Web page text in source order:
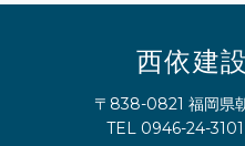
西依建
〒838-0821 福岡県
TEL 0946-24-